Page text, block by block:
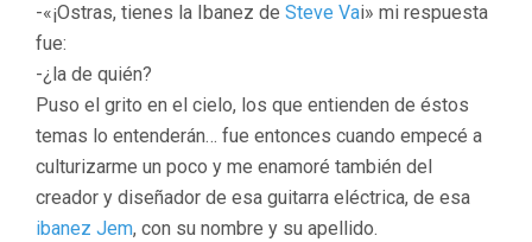
-«¡Ostras, tienes la Ibanez de Steve Vai» mi respuesta
fue:
-¿la de quién?
Puso el grito en el cielo, los que entienden de éstos
temas lo entenderán… fue entonces cuando empecé a
culturizarme un poco y me enamoré también del
creador y diseñador de esa guitarra eléctrica, de esa
ibanez Jem, con su nombre y su apellido.